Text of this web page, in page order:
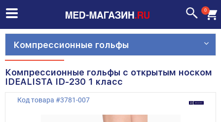
0
Компрессионные гольфы
Компрессионные гольфы с открытым носком
IDEALISTA ID-230 1 класс
Код товара #3781-007